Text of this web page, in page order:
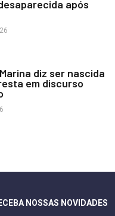
após
diz ser nascida
em discurso
NOSSAS NOVIDADES